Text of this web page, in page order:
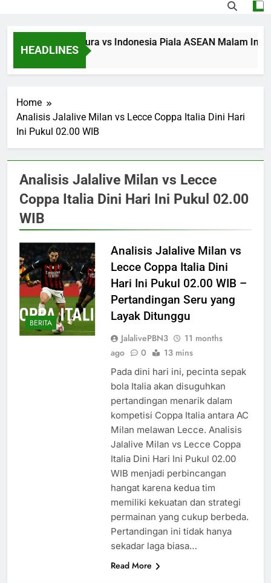
HEADLINES
Streaming Singapura vs Indonesia Piala ASEAN Malam Ini
10 Hours Ago
Home
Analisis Jalalive Milan vs Lecce Coppa Italia Dini Hari
Ini Pukul 02.00 WIB
Analisis Jalalive Milan vs Lecce
Coppa Italia Dini Hari Ini Pukul 02.00
WIB
BERITA
Analisis Jalalive Milan vs
Lecce Coppa Italia Dini
Hari Ini Pukul 02.00 WIB –
Pertandingan Seru yang
Layak Ditunggu
JalalivePBN3
11 months
ago
0 13 mins
Pada dini hari ini, pecinta sepak
bola Italia akan disuguhkan
pertandingan menarik dalam
kompetisi Coppa Italia antara AC
Milan melawan Lecce. Analisis
Jalalive Milan vs Lecce Coppa
Italia Dini Hari Ini Pukul 02.00
WIB menjadi perbincangan
hangat karena kedua tim
memiliki kekuatan dan strategi
permainan yang cukup berbeda.
Pertandingan ini tidak hanya
sekadar laga biasa…
Read More